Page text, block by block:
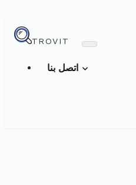
TROVIT